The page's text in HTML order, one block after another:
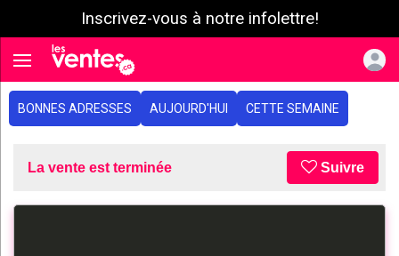
Inscrivez-vous à notre infolettre!
Toggle navigation
BONNES ADRESSES AUJOURD'HUI CETTE SEMAINE
La vente est terminée Suivre